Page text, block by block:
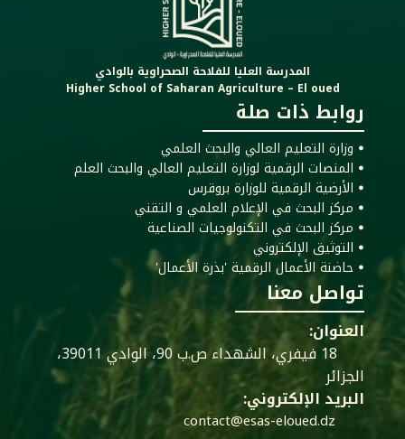
المدرسة العليا للفلاحة الصحراوية بالوادي
Higher School of Saharan Agriculture – El oued
روابط ذات صلة
ꔷ وزارة التعليم العالي والبحث العلمي
ꔷ المنصات الرقمية لوزارة التعليم العالي والبحث العلم
ꔷ الأرضية الرقمية للوزارة بروقرس
ꔷ مركز البحث في الإعلام العلمي و التقني
ꔷ مركز البحث في التكنولوجيات الصناعية
ꔷ التوثيق الإلكتروني
ꔷ حاضنة الأعمال الرقمية 'بذرة الأعمال'
تواصل معنا
العنوان:
18 فيفري، الشهداء ص.ب 90، الوادي 39011،
الجزائر
البريد الإلكتروني:
contact@esas-eloued.dz